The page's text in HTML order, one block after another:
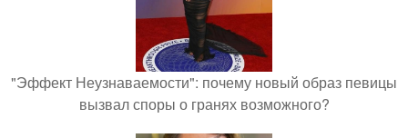
"Эффект Неузнаваемости": почему новый образ певицы
вызвал споры о гранях возможного?